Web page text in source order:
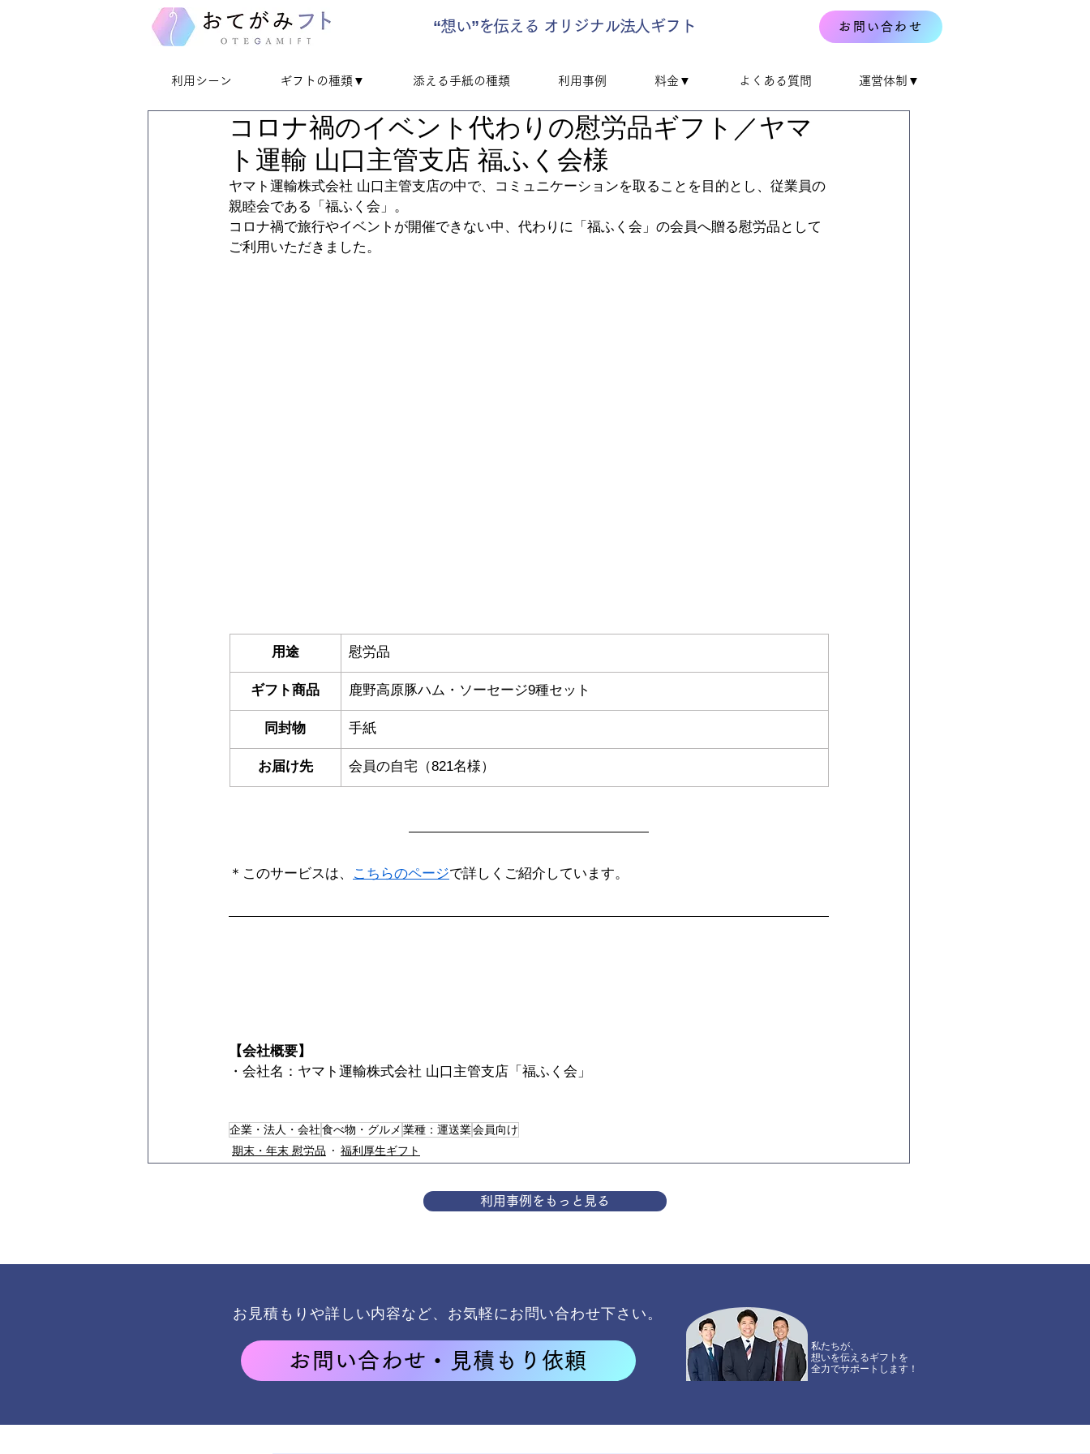
“想い”を伝える オリジナル法人ギフト お問い合わせ
利用シーン ギフトの種類▼ 添える手紙の種類 利用事例 料金▼ よくある質問 運営体制▼
コロナ禍のイベント代わりの慰労品ギフト／ヤマ
ト運輸 山口主管支店 福ふく会様
ヤマト運輸株式会社 山口主管支店の中で、コミュニケーションを取ることを目的とし、従業員の
親睦会である「福ふく会」。
コロナ禍で旅行やイベントが開催できない中、代わりに「福ふく会」の会員へ贈る慰労品として
ご利用いただきました。
用途 慰労品
ギフト商品 鹿野高原豚ハム・ソーセージ9種セット
同封物 手紙
お届け先 会員の自宅（821名様）
＊このサービスは、 こちらのページで詳しくご紹介しています。
【会社概要】
・会社名：ヤマト運輸株式会社 山口主管支店「福ふく会」
企業・法人・会社食べ物・グルメ 業種：運送業会員向け
期末・年末 慰労品
福利厚生ギフト
利用事例をもっと見る
お見積もりや詳しい内容など、 お気軽にお問い合わせ下さい。
お問い合わせ・見積もり依頼
私たちが、
想いを伝えるギフトを
全力でサポートします！